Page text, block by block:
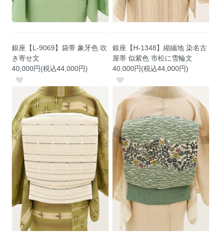
銀座【L-9069】袋帯 象牙色 吹
き寄せ文
40,000円(税込44,000円)
銀座【H-1348】縮緬地 染名古
屋帯 似紫色 市松に雪輪文
40,000円(税込44,000円)